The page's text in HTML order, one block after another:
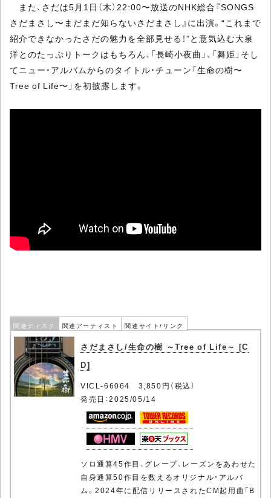
また、さだは5月1日（木）22:00〜放送のNHK総合『SONGS
さだまさし〜まだまだ知らないさだまさし』に出演。“これまで
紹介できなかったさだの魅力を全部見せる！”と意気込む大泉
洋とのたっぷりトークはもちろん、「長崎小夜曲」、「舞姫」そし
てニュー・アルバムからのタイトル・チューン「生命の樹〜
Tree of Life〜」を初披露します。
関連ディスク 関連アーティスト 関連サイト/リンク
さだまさし/生命の樹 ～Tree of Life～ [C
D]
VICL-66064 3,850円（税込）
発売日：2025/05/14
ソロ通算45作目、グレープ、レーズンをあわせた
自身通算50作目を数えるオリジナル・アルバ
ム。2024年に配信リリースされたCM起用曲「B